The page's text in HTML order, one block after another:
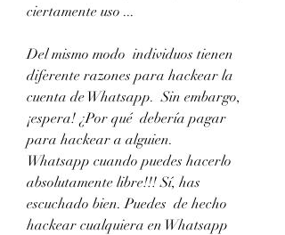
ciertamente uso ...
Del mismo modo  individuos tienen
diferente razones para hackear la
cuenta de Whatsapp.  Sin embargo,
¡espera! ¿Por qué  debería pagar
para hackear a alguien.
Whatsapp cuando puedes hacerlo
absolutamente libre!!! Sí, has
escuchado bien. Puedes  de hecho
hackear cualquiera en Whatsapp